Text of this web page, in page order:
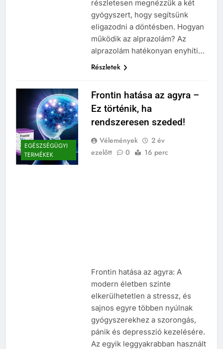
részletesen megnézzük a két
gyógyszert, hogy segítsünk
eligazodni a döntésben. Hogyan
működik az alprazolám? Az
alprazolám hatékonyan enyhíti…
Részletek
EGÉSZSÉGÜGYI
TERMÉKEK
Frontin hatása az agyra –
Ez történik, ha
rendszeresen szeded!
Vélemények
2 év
ezelőtt
0 16 perc
Frontin hatása az agyra: A
modern életben szinte
elkerülhetetlen a stressz, és
sajnos egyre többen nyúlnak
gyógyszerekhez a szorongás,
pánik és depresszió kezelésére.
Az egyik leggyakrabban használt